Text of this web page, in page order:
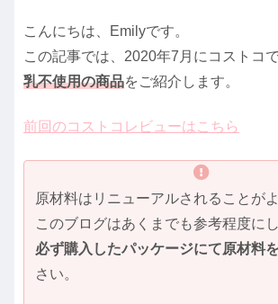
こんにちは、Emilyです。
この記事では、2020年7月にコストコ
乳不使用の商品をご紹介します。
前回のコストコレビューはこちら
原材料はリニューアルされることが
このブログはあくまでも参考程度にし
必ず購入したパッケージにて原材料
さい。